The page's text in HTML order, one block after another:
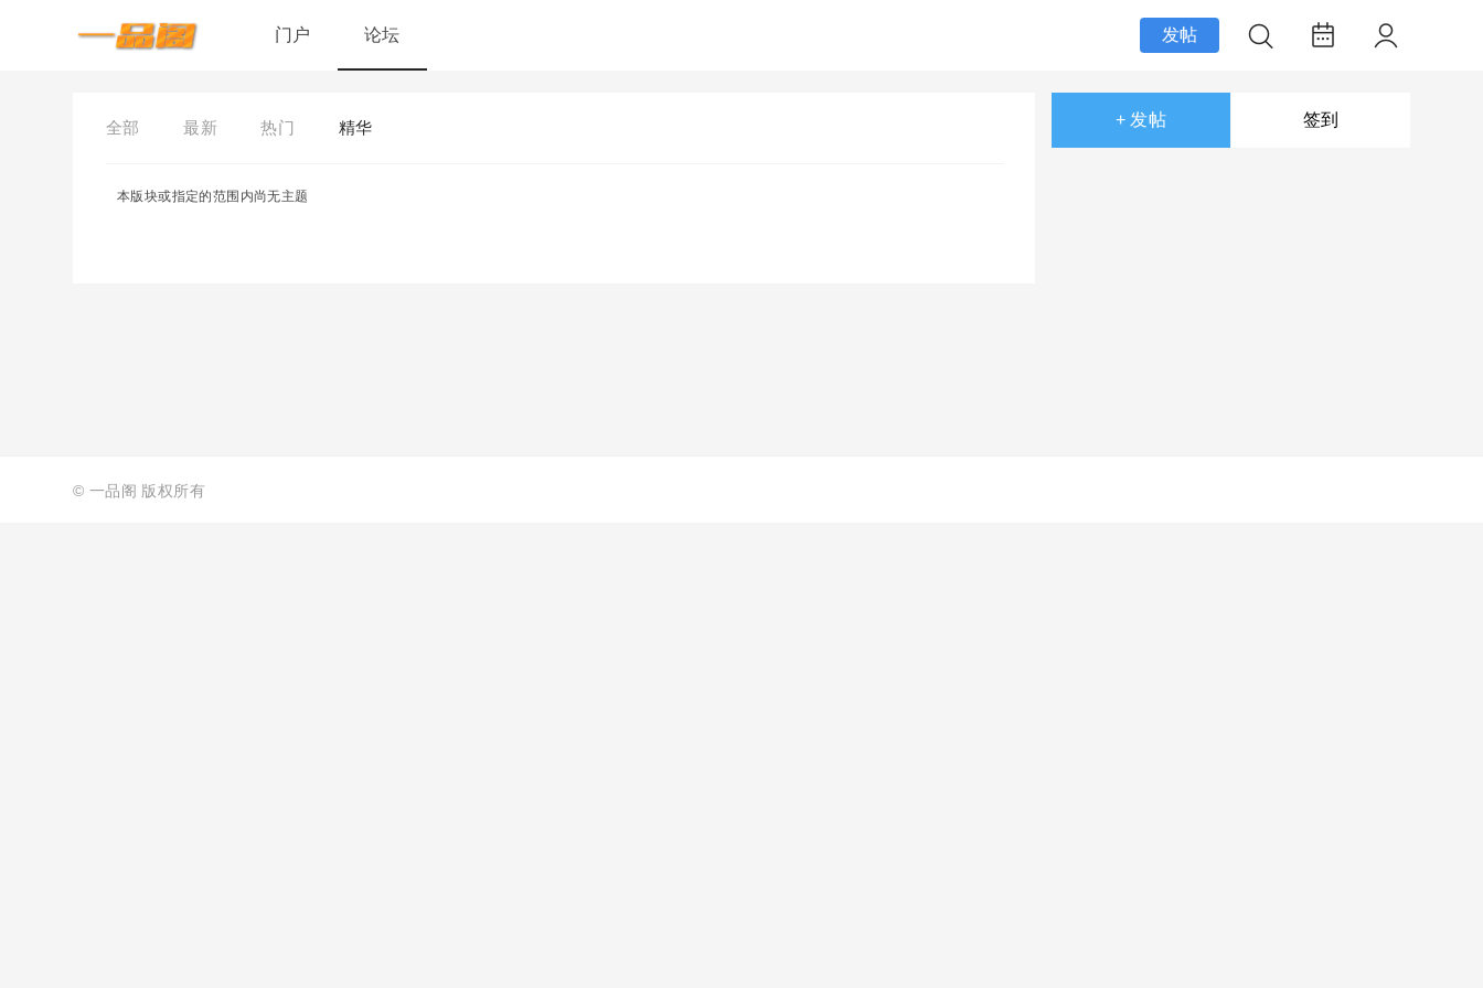
门户 论坛 发帖
全部 最新 热门 精华
本版块或指定的范围内尚无主题
+ 发帖 签到
© 一品阁 版权所有